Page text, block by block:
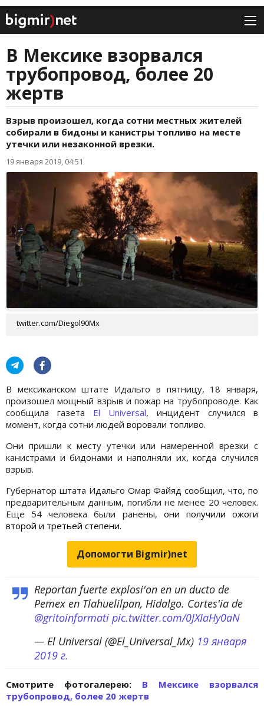
В Мексике взорвался
трубопровод, более 20
жертв
Взрыв произошел, когда сотни местных жителей
собирали в бидоны и канистры топливо на месте
утечки или незаконной врезки.
19 января 2019, 04:51
twitter.com/Diegol90Mx
В мексиканском штате Идальго в пятницу, 18 января,
произошел мощный взрыв и пожар на трубопроводе. Как
сообщила газета El Universal, инцидент случился в
момент, когда сотни людей воровали топливо.
Они пришли к месту утечки или намеренной врезки с
канистрами и бидонами и наполняли их, когда случился
взрыв.
Губернатор штата Идальго Омар Файяд сообщил, что, по
предварительным данным, погибли не менее 20 человек.
Еще 54 человека были ранены, они получили ожоги
второй и третьей степени.
Допомогти Bigmir)net
Reportan fuerte explosi'on en un ducto de
Pemex en Tlahuelilpan, Hidalgo. Cortes'ia de
@gritoinformati pic.twitter.com/0JXIaHy0aN
— El Universal (@El_Universal_Mx) 19 января
2019 г.
Cмотрите фотогалерею: В Мексике взорвался
трубопровод, более 20 жертв